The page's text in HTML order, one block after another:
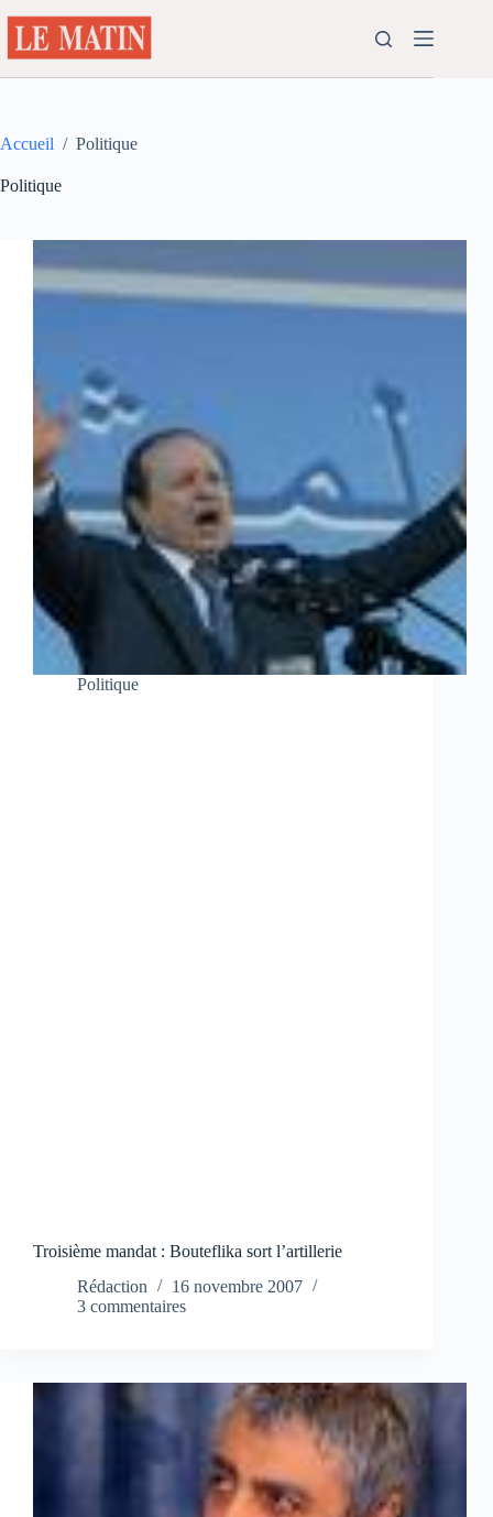
au
contenu
Accueil / Politique
Politique
Politique
Troisième mandat : Bouteflika sort l’artillerie
Rédaction
16 novembre 2007
3 commentaires